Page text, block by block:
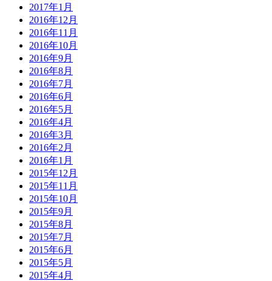
2017年1月
2016年12月
2016年11月
2016年10月
2016年9月
2016年8月
2016年7月
2016年6月
2016年5月
2016年4月
2016年3月
2016年2月
2016年1月
2015年12月
2015年11月
2015年10月
2015年9月
2015年8月
2015年7月
2015年6月
2015年5月
2015年4月